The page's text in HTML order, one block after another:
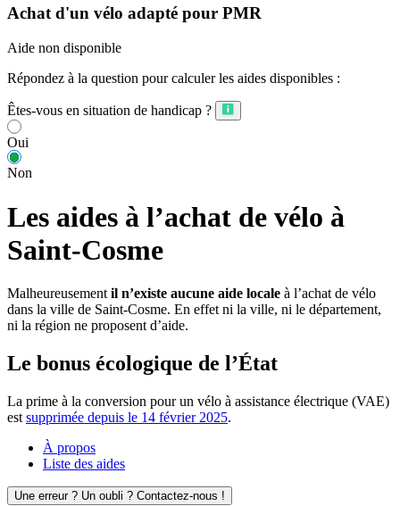
Achat d'un vélo adapté pour PMR
Aide non disponible
Répondez à la question pour calculer les aides disponibles :
Êtes-vous en situation de handicap ?
Oui
Non
Les aides à l’achat de vélo à
Saint-Cosme
Malheureusement il n’existe aucune aide locale à l’achat de vélo
dans la ville de Saint-Cosme. En effet ni la ville, ni le département,
ni la région ne proposent d’aide.
Le bonus écologique de l’État
La prime à la conversion pour un vélo à assistance électrique (VAE)
est supprimée depuis le 14 février 2025.
À propos
Liste des aides
Une erreur ? Un oubli ? Contactez-nous !